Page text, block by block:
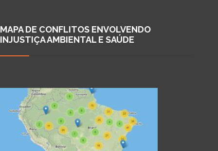
MAPA DE CONFLITOS ENVOLVENDO
INJUSTIÇA AMBIENTAL E SAÚDE